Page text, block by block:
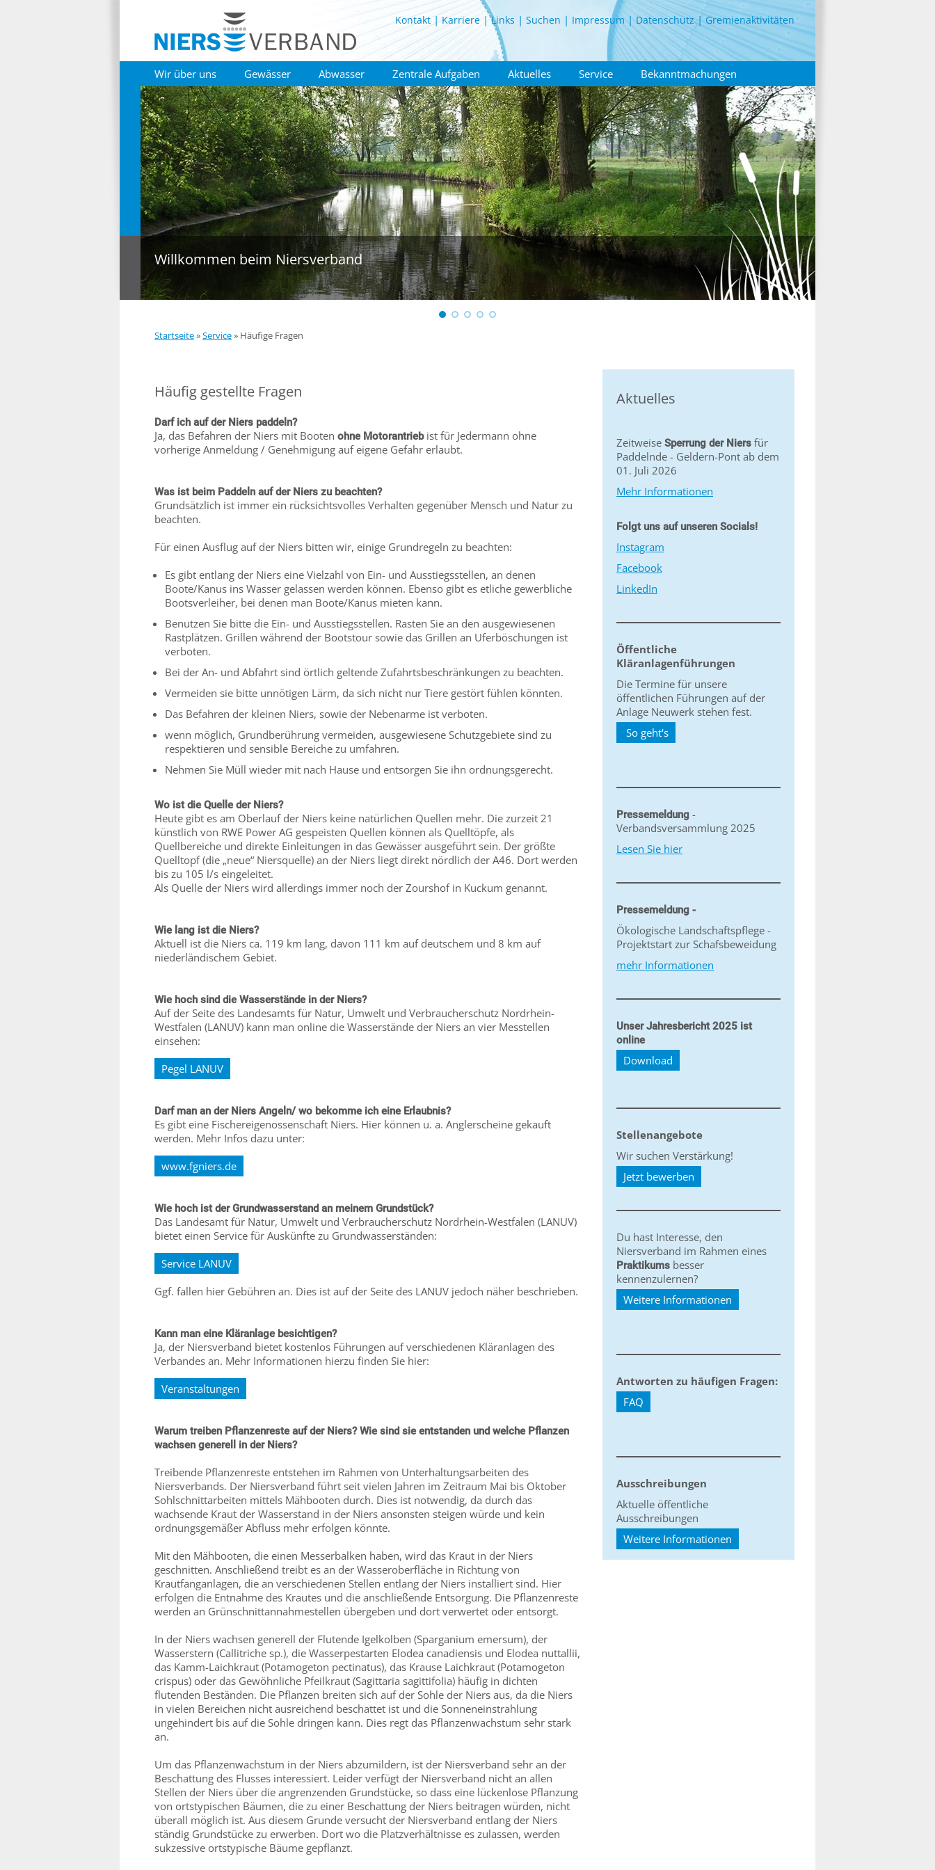
Kontakt Karriere Links Suchen Impressum Datenschutz Gremienaktivitäten
Wir über uns Gewässer Abwasser Zentrale Aufgaben Aktuelles Service Bekanntmachungen
Willkommen beim Niersverband
Startseite»Service» Häufige Fragen
Häufig gestellte Fragen
Darf ich auf der Niers paddeln?
Ja, das Befahren der Niers mit Booten ohne Motorantriebist für Jedermann ohne
vorherige Anmeldung / Genehmigung auf eigene Gefahr erlaubt.
Was ist beim Paddeln auf der Niers zu beachten?
Grundsätzlich ist immer ein rücksichtsvolles Verhalten gegenüber Mensch und Natur zu
beachten.
Für einen Ausflug auf der Niers bitten wir, einige Grundregeln zu beachten:
Es gibt entlang der Niers eine Vielzahl von Ein- und Ausstiegsstellen, an denen
Boote/Kanus ins Wasser gelassen werden können. Ebenso gibt es etliche gewerbliche
Bootsverleiher, bei denen man Boote/Kanus mieten kann.
Benutzen Sie bitte die Ein- und Ausstiegsstellen. Rasten Sie an den ausgewiesenen
Rastplätzen. Grillen während der Bootstour sowie das Grillen an Uferböschungen ist
verboten.
Bei der An- und Abfahrt sind örtlich geltende Zufahrtsbeschränkungen zu beachten.
Vermeiden sie bitte unnötigen Lärm, da sich nicht nur Tiere gestört fühlen könnten.
Das Befahren der kleinen Niers, sowie der Nebenarme ist verboten.
wenn möglich, Grundberührung vermeiden, ausgewiesene Schutzgebiete sind zu
respektieren und sensible Bereiche zu umfahren.
Nehmen Sie Müll wieder mit nach Hause und entsorgen Sie ihn ordnungsgerecht.
Wo ist die Quelle der Niers?
Heute gibt es am Oberlauf der Niers keine natürlichen Quellen mehr. Die zurzeit 21
künstlich von RWE Power AG gespeisten Quellen können als Quelltöpfe, als
Quellbereiche und direkte Einleitungen in das Gewässer ausgeführt sein. Der größte
Quelltopf (die „neue“ Niersquelle) an der Niers liegt direkt nördlich der A46. Dort werden
bis zu 105 l/s eingeleitet.
Als Quelle der Niers wird allerdings immer noch der Zourshof in Kuckum genannt.
Wie lang ist die Niers?
Aktuell ist die Niers ca. 119 km lang, davon 111 km auf deutschem und 8 km auf
niederländischem Gebiet.
Wie hoch sind die Wasserstände in der Niers?
Auf der Seite des Landesamts für Natur, Umwelt und Verbraucherschutz Nordrhein-
Westfalen (LANUV) kann man online die Wasserstände der Niers an vier Messtellen
einsehen:
Pegel LANUV
Darf man an der Niers Angeln/ wo bekomme ich eine Erlaubnis?
Es gibt eine Fischereigenossenschaft Niers. Hier können u. a. Anglerscheine gekauft
werden. Mehr Infos dazu unter:
www.fgniers.de
Wie hoch ist der Grundwasserstand an meinem Grundstück?
Das Landesamt für Natur, Umwelt und Verbraucherschutz Nordrhein-Westfalen (LANUV)
bietet einen Service für Auskünfte zu Grundwasserständen:
Service LANUV
Ggf. fallen hier Gebühren an. Dies ist auf der Seite des LANUV jedoch näher beschrieben.
Kann man eine Kläranlage besichtigen?
Ja, der Niersverband bietet kostenlos Führungen auf verschiedenen Kläranlagen des
Verbandes an. Mehr Informationen hierzu finden Sie hier:
Veranstaltungen
Warum treiben Pflanzenreste auf der Niers? Wie sind sie entstanden und welche Pflanzen
wachsen generell in der Niers?
Treibende Pflanzenreste entstehen im Rahmen von Unterhaltungsarbeiten des
Niersverbands. Der Niersverband führt seit vielen Jahren im Zeitraum Mai bis Oktober
Sohlschnittarbeiten mittels Mähbooten durch. Dies ist notwendig, da durch das
wachsende Kraut der Wasserstand in der Niers ansonsten steigen würde und kein
ordnungsgemäßer Abfluss mehr erfolgen könnte.
Mit den Mähbooten, die einen Messerbalken haben, wird das Kraut in der Niers
geschnitten. Anschließend treibt es an der Wasseroberfläche in Richtung von
Krautfanganlagen, die an verschiedenen Stellen entlang der Niers installiert sind. Hier
erfolgen die Entnahme des Krautes und die anschließende Entsorgung. Die Pflanzenreste
werden an Grünschnittannahmestellen übergeben und dort verwertet oder entsorgt.
In der Niers wachsen generell der Flutende Igelkolben (Sparganium emersum), der
Wasserstern (Callitriche sp.), die Wasserpestarten Elodea canadiensis und Elodea nuttallii,
das Kamm-Laichkraut (Potamogeton pectinatus), das Krause Laichkraut (Potamogeton
crispus) oder das Gewöhnliche Pfeilkraut (Sagittaria sagittifolia) häufig in dichten
flutenden Beständen. Die Pflanzen breiten sich auf der Sohle der Niers aus, da die Niers
in vielen Bereichen nicht ausreichend beschattet ist und die Sonneneinstrahlung
ungehindert bis auf die Sohle dringen kann. Dies regt das Pflanzenwachstum sehr stark
an.
Um das Pflanzenwachstum in der Niers abzumildern, ist der Niersverband sehr an der
Beschattung des Flusses interessiert. Leider verfügt der Niersverband nicht an allen
Stellen der Niers über die angrenzenden Grundstücke, so dass eine lückenlose Pflanzung
von ortstypischen Bäumen, die zu einer Beschattung der Niers beitragen würden, nicht
überall möglich ist. Aus diesem Grunde versucht der Niersverband entlang der Niers
ständig Grundstücke zu erwerben. Dort wo die Platzverhältnisse es zulassen, werden
sukzessive ortstypische Bäume gepflanzt.
Aktuelles
Zeitweise Sperrung der Niers für
Paddelnde - Geldern-Pont ab dem
01. Juli 2026
Mehr Informationen
Folgt uns auf unseren Socials!
Instagram
Facebook
LinkedIn
Öffentliche
Kläranlagenführungen
Die Termine für unsere
öffentlichen Führungen auf der
Anlage Neuwerk stehen fest.
So geht's
Pressemeldung -
Verbandsversammlung 2025
Lesen Sie hier
Pressemeldung -
Ökologische Landschaftspflege -
Projektstart zur Schafsbeweidung
mehr Informationen
Unser Jahresbericht 2025 ist
online
Download
Stellenangebote
Wir suchen Verstärkung!
Jetzt bewerben
Du hast Interesse, den
Niersverband im Rahmen eines
Praktikums besser
kennenzulernen?
Weitere Informationen
Antworten zu häufigen Fragen:
FAQ
Ausschreibungen
Aktuelle öffentliche
Ausschreibungen
Weitere Informationen